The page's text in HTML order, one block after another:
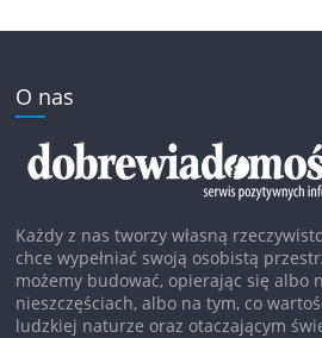
O nas
Każdy z nas tworzy własną
chce wypełniać swoją osobistą
możemy budować, opierając się albo
nieszczęściach, albo na tym, co
ludzkiej naturze oraz otaczającym